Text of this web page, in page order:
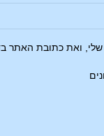
שלי, ואת כתובת האתר